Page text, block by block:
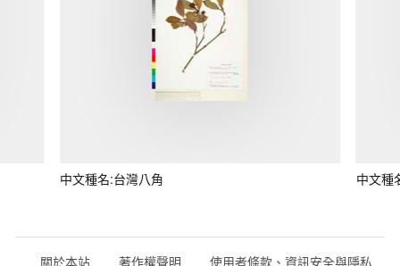
中文種名:台灣八角 中文種
關於本站 著作權聲明 使用者條款、資訊安全與隱私